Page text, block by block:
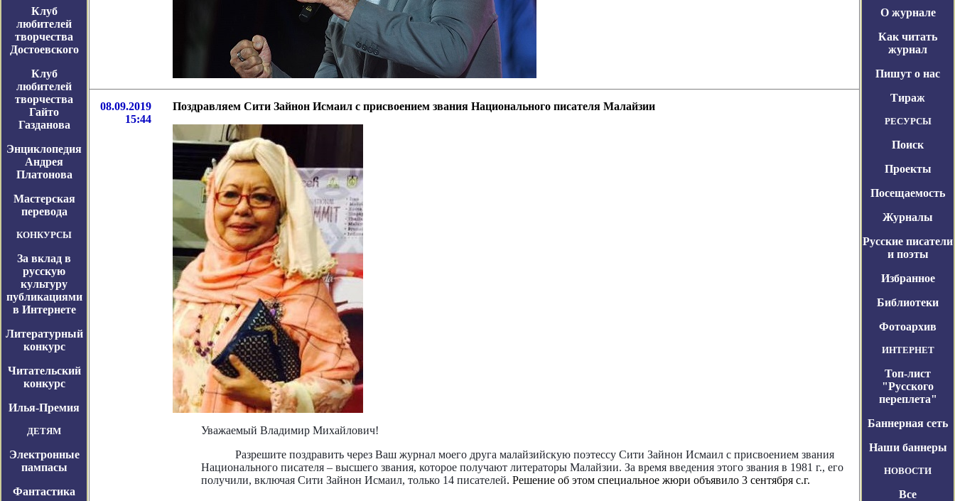
Клуб
любителей
творчества
Достоевского
Клуб
любителей
творчества
Гайто
Газданова
Энциклопедия
Андрея
Платонова
Мастерская
перевода
КОНКУРСЫ
За вклад в
русскую
культуру
публикациями
в Интернете
Литературный
конкурс
Читательский
конкурс
Илья-Премия
ДЕТЯМ
Электронные
пампасы
Фантастика
08.09.2019
15:44
Поздравляем Сити Зайнон Исмаил с присвоением звания Национального писателя Малайзии
Уважаемый Владимир Михайлович!
Разрешите поздравить через Ваш журнал моего друга малайзийскую поэтессу Сити Зайнон Исмаил с присвоением звания
Национального писателя – высшего звания, которое получают литераторы Малайзии. За время введения этого звания в 1981 г., его
получили, включая Сити Зайнон Исмаил, только 14 писателей. Решение об этом специальное жюри объявило 3 сентября с.г.
О журнале
Как читать
журнал
Пишут о нас
Тираж
РЕСУРСЫ
Поиск
Проекты
Посещаемость
Журналы
Русские писатели
и поэты
Избранное
Библиотеки
Фотоархив
ИНТЕРНЕТ
Топ-лист
"Русского
переплета"
Баннерная сеть
Наши баннеры
НОВОСТИ
Все